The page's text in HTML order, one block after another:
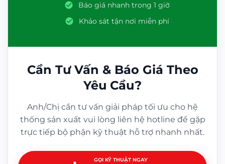
Báo giá nhanh trong 1 giờ
Khảo sát tận nơi miễn phí
Cần Tư Vấn & Báo Giá Theo
Yêu Cầu?
Anh/Chị cần tư vấn giải pháp tối ưu cho hệ
thống sản xuất vui lòng liên hệ hotline để gặp
trực tiếp bộ phận kỹ thuật hỗ trợ nhanh nhất.
GỌI KỸ THUẬT NGAY